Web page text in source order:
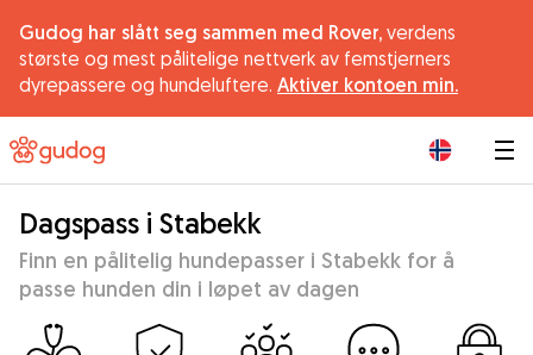
Gudog har slått seg sammen med Rover, verdens
største og mest pålitelige nettverk av femstjerners
dyrepassere og hundeluftere. Aktiver kontoen min.
Dagspass i Stabekk
Finn en pålitelig hundepasser i Stabekk for å
passe hunden din i løpet av dagen